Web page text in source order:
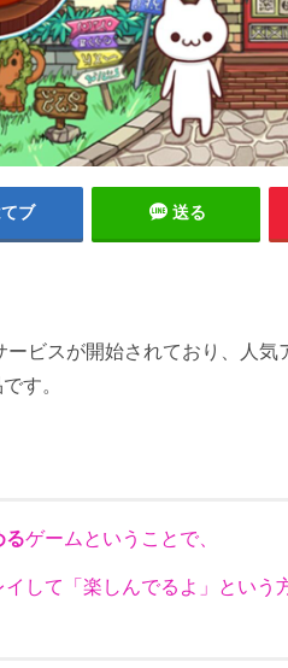
ブ 送る
ビスが開始されており、人気
す。
るゲームということで、
イして「楽しんでるよ」という